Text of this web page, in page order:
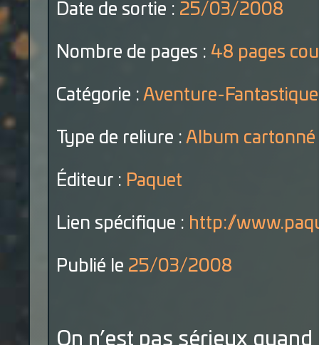
Date de sortie : 25/03/2008
Nombre de pages : 48 pages
Catégorie : Aventure-Fantastique
Type de reliure : Album cartonné
Éditeur : Paquet
Lien spécifique : http://
Publié le 25/03/2008
On n’est pas sérieux